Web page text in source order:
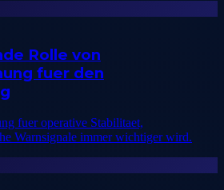
Rolle von
fuer den
fuer operative Stabilitaet,
Warnsignale immer wichtiger wird.